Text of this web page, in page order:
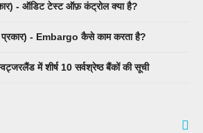
- ऑडिट टेस्ट ऑफ़ कंट्रोल क्या है?
प्रकार) - Embargo कैसे काम करता है?
में शीर्ष 10 सर्वश्रेष्ठ बैंकों की सूची